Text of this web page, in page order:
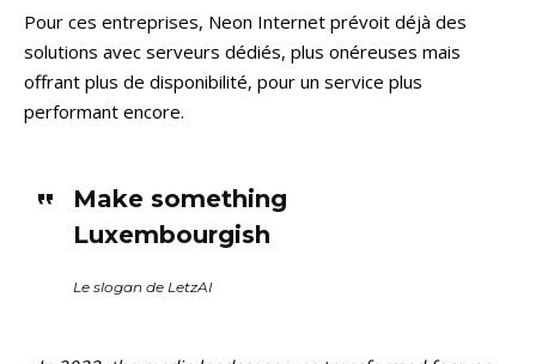
Pour ces entreprises, Neon Internet prévoit déjà des
solutions avec serveurs dédiés, plus onéreuses mais
offrant plus de disponibilité, pour un service plus
performant encore.
Make something
Luxembourgish
Le slogan de LetzAI